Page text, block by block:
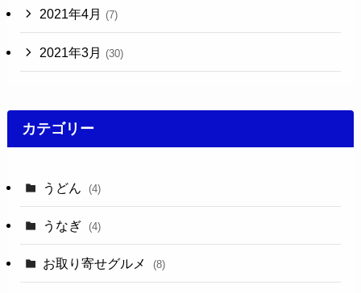
2021年4月 (7)
2021年3月 (30)
カテゴリー
うどん (4)
うなぎ (4)
お取り寄せグルメ (8)